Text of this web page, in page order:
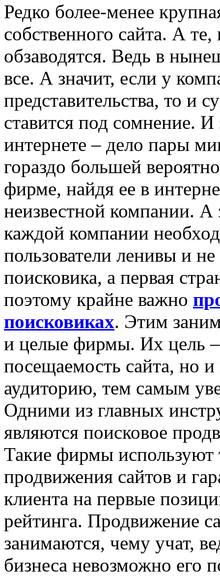
Редко более-менее
собственного сайта. А
обзаводятся. Ведь в
все. А значит, если у
представительства, то и
ставится под сомнение.
интернете – дело пары
гораздо большей
фирме, найдя ее в
неизвестной компании. А
каждой компании
пользователи ленивы и
поисковика, а первая
поэтому крайне важно
поисковиках. Этим
и целые фирмы. Их цель
посещаемость сайта, но
аудиторию, тем самым
Одними из главных
являются поисковое
Такие фирмы используют
продвижения сайтов и
клиента на первые
рейтинга. Продвижение
занимаются, чему учат,
бизнеса невозможно его